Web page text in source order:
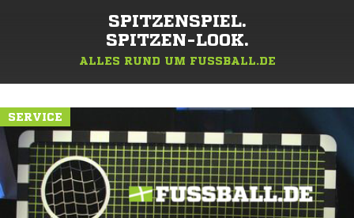
SPITZENSPIEL.
SPITZEN-LOOK.
ALLES RUND UM FUSSBALL.DE
SERVICE